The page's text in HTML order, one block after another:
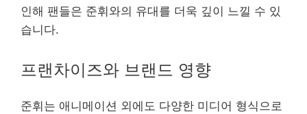
인해 팬들은 준휘와의 유대를 더욱 깊이 느낄 수 있
습니다.
프랜차이즈와 브랜드 영향
준휘는 애니메이션 외에도 다양한 미디어 형식으로